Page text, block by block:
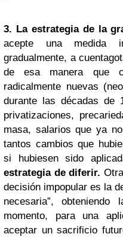
3. La estrategia de la
acepte una medida
gradualmente, a
de esa manera que
radicalmente nuevas
durante las décadas de
privatizaciones,
masa, salarios que ya
tantos cambios que
si hubiesen sido
estrategia de diferir.
decisión impopular es la
necesaria”,
momento, para una
aceptar un sacrificio